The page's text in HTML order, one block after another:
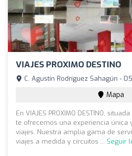
VIAJES PROXIMO DESTINO
C. Agustín Rodríguez Sahagún -
Mapa
En VIAJES PROXIMO DESTINO,
te ofrecemos una experiencia única
viajes. Nuestra amplia gama de
viajes a medida y circuitos ... Seguir